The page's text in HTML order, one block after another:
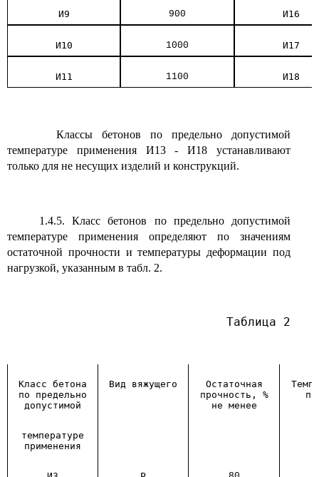
И9 900 И16
И10 1000 И17
И11 1100 И18
Классы бетонов по предельно допустимой
температуре применения И13 - И18 устанавливают
только для не несущих изделий и конструкций.
1.4.5. Класс бетонов по предельно допустимой
температуре применения определяют по значениям
остаточной прочности и температуры деформации под
нагрузкой, указанным в табл. 2.
Таблица 2
Класс бетона
по предельно
допустимой
Вид вяжущего
Остаточная
прочность, %
не менее
температуре
применения